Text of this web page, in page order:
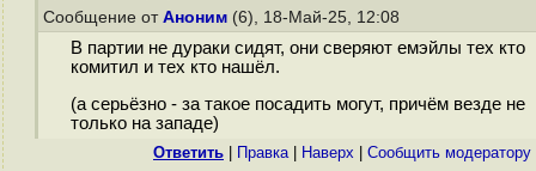
Сообщение от Аноним (6), 18-Май-25, 12:08
В партии не дураки сидят, они сверяют емэйлы тех кто
комитил и тех кто нашёл.
(а серьёзно - за такое посадить могут, причём везде не
только на западе)
Ответить Правка| Наверх Cообщить модератору